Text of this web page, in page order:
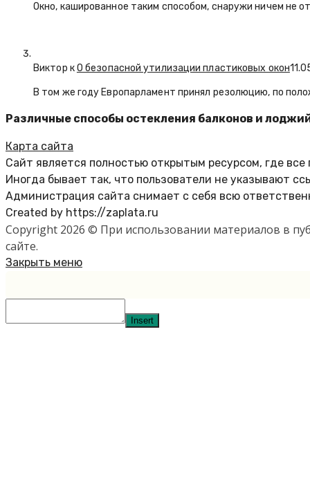
Окно, кашированное таким способом, снаружи ничем не
Виктор кО безопасной утилизации пластиковых окон
В том же году Европарламент принял резолюцию, по
Различные способы остекления балконов и
Карта сайта
Сайт является полностью открытым ресурсом, где
Иногда бывает так, что пользователи не указывают
Администрация сайта снимает с себя всю
Created by https://zaplata.ru
Copyright 2026 © При использовании материалов в
сайте.
Закрыть меню
Insert